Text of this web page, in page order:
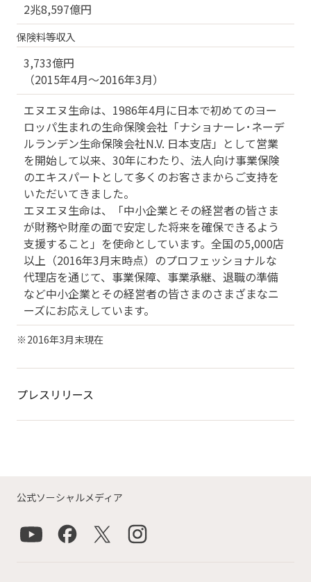
2兆8,597億円
保険料等収入
3,733億円
（2015年4月～2016年3月）
エヌエヌ生命は、1986年4月に日本で初めてのヨー
ロッパ生まれの生命保険会社「ナショナーレ･ネーデ
ルランデン生命保険会社N.V. 日本支店」として営業
を開始して以来、30年にわたり、法人向け事業保険
のエキスパートとして多くのお客さまからご支持を
いただいてきました。
エヌエヌ生命は、「中小企業とその経営者の皆さま
が財務や財産の面で安定した将来を確保できるよう
支援すること」を使命としています。全国の5,000店
以上（2016年3月末時点）のプロフェッショナルな
代理店を通じて、事業保障、事業承継、退職の準備
など中小企業とその経営者の皆さまのさまざまなニ
ーズにお応えしています。
2016年3月末現在
プレスリリース
公式ソーシャルメディア